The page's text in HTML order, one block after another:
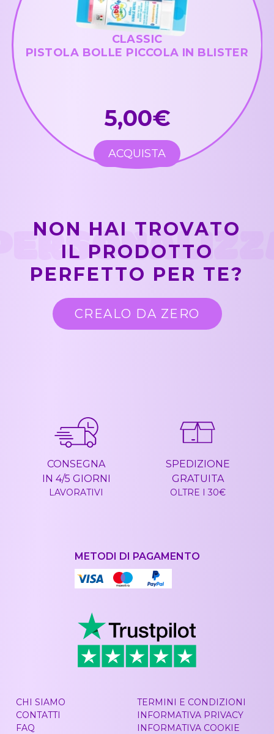
CLASSIC
PISTOLA BOLLE PICCOLA IN BLISTER
5,00€
ACQUISTA
NON HAI TROVATO
IL PRODOTTO
PERFETTO PER TE?
CREALO DA ZERO
CONSEGNA
IN 4/5 GIORNI
LAVORATIVI
SPEDIZIONE
GRATUITA
OLTRE I 30€
METODI DI PAGAMENTO
CHI SIAMO
CONTATTI
FAQ
TERMINI E CONDIZIONI
INFORMATIVA PRIVACY
INFORMATIVA COOKIE